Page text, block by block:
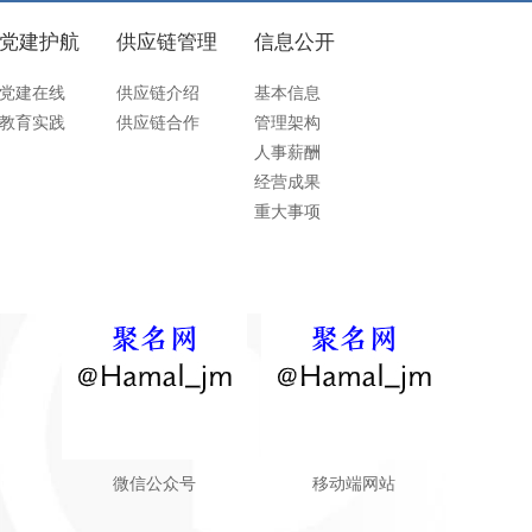
党建护航
党建在线
教育实践
供应链管理
供应链介绍
供应链合作
信息公开
基本信息
管理架构
人事薪酬
经营成果
重大事项
微信公众号 移动端网站